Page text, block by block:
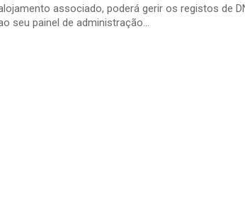
associado, poderá gerir os registos de
seu painel de administração...